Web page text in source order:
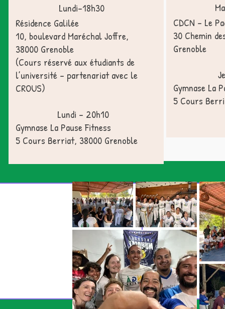
Lundi-18h30
Résidence Galilée
10, boulevard Maréchal Joffre,
38000 Grenoble
(Cours réservé aux étudiants de
l’université – partenariat avec le
CROUS)
Lundi – 20h10
Gymnase La Pause Fitness
5 Cours Berriat, 38000 Grenoble
CDCN – Le
30 Chemin
Grenoble
Gymnase La
5 Cours